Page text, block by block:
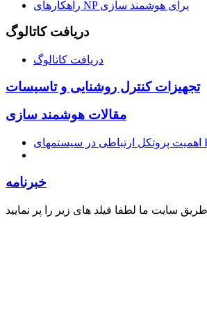
راهکارهای NP یرای هوشمند سازی
دریافت کاتالوگ
دریافت کاتالوگ
تجهیزات کنترل روشنایی و تاسیسات
مقالات هوشمند سازی
خبرنامه
سایت ما لطفا فیلد های زیر را پر نمایید